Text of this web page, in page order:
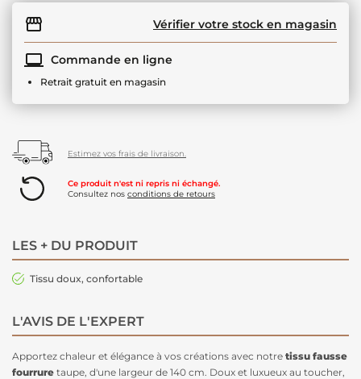
Vérifier votre stock en magasin
Commande en ligne
Retrait gratuit en magasin
Estimez vos frais de livraison.
Ce produit n'est ni repris ni échangé.
Consultez nos conditions de retours
LES + DU PRODUIT
Tissu doux, confortable
L'AVIS DE L'EXPERT
Apportez chaleur et élégance à vos créations avec notre tissu fausse
fourrure taupe, d'une largeur de 140 cm. Doux et luxueux au toucher,